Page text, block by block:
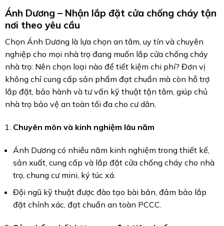
Ánh Dương – Nhận lắp đặt cửa chống cháy tận
nơi theo yêu cầu
Chọn Ánh Dương là lựa chọn an tâm, uy tín và chuyên
nghiệp cho mọi nhà trọ đang muốn lắp cửa chống cháy
nhà trọ: Nên chọn loại nào để tiết kiệm chi phí? Đơn vị
không chỉ cung cấp sản phẩm đạt chuẩn mà còn hỗ trợ
lắp đặt, bảo hành và tư vấn kỹ thuật tận tâm, giúp chủ
nhà trọ bảo vệ an toàn tối đa cho cư dân.
Chuyên môn và kinh nghiệm lâu năm
Ánh Dương có nhiều năm kinh nghiệm trong thiết kế,
sản xuất, cung cấp và lắp đặt cửa chống cháy cho nhà
trọ, chung cư mini, ký túc xá.
Đội ngũ kỹ thuật được đào tạo bài bản, đảm bảo lắp
đặt chính xác, đạt chuẩn an toàn PCCC.